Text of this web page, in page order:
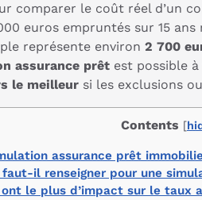
comparer le coût réel d’un
euros empruntés sur 15
représente environ 2 700
assurance prêt est possible
le meilleur si les exclusions
Contents [
assurance prêt
il renseigner pour une
le plus d’impact sur le taux